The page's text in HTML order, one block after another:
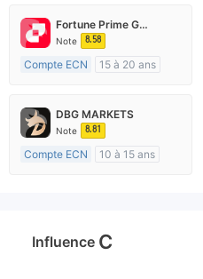
Fortune Prime Global
Note 8.58
Compte ECN
15 à 20 ans
Market Making (MM)
Etiquette principale MT4
DBG MARKETS
Note 8.81
Compte ECN
10 à 15 ans
Influence C